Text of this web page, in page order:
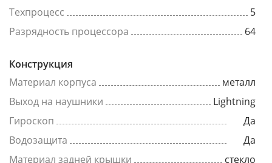
Техпроцесс
5
Разрядность процессора
64
Конструкция
Материал корпуса
металл
Выход на наушники
Lightning
Гироскоп
Да
Водозащита
Да
Материал задней крышки
стекло